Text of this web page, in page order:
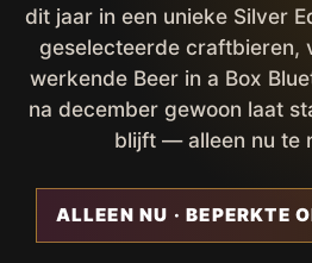
dit jaar in een unieke Silver
geselecteerde craftbieren,
werkende Beer in a Box
na december gewoon laat
blijft — alleen nu te
ALLEEN NU · BEPERKTE